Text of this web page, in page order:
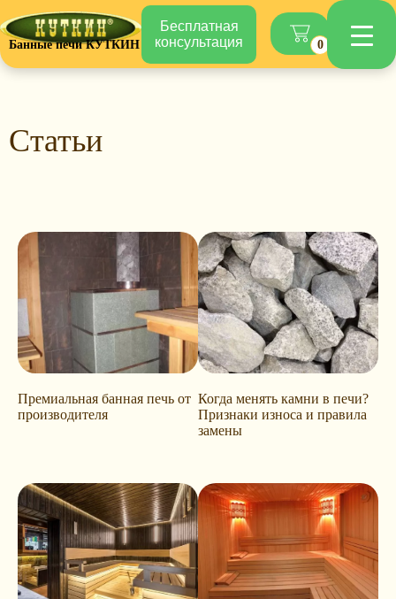
Банные печи КУТКИН
Бесплатная
консультация
0
Статьи
Премиальная банная печь от
производителя
Когда менять камни в печи?
Признаки износа и правила
замены